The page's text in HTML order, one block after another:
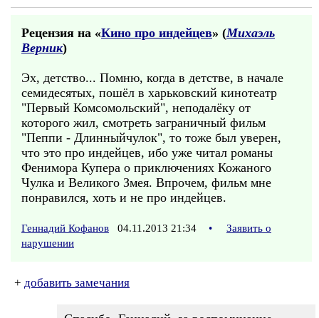
Рецензия на «Кино про индейцев» (Михаэль
Верник)
Эх, детство... Помню, когда в детстве, в начале
семидесятых, пошёл в харьковский кинотеатр
"Первый Комсомольский", неподалёку от
которого жил, смотреть заграничный фильм
"Пеппи - Длинныйчулок", то тоже был уверен,
что это про индейцев, ибо уже читал романы
Фенимора Купера о приключениях Кожаного
Чулка и Великого Змея. Впрочем, фильм мне
понравился, хоть и не про индейцев.
Геннадий Кофанов 04.11.2013 21:34 •
Заявить о
нарушении
+ добавить замечания